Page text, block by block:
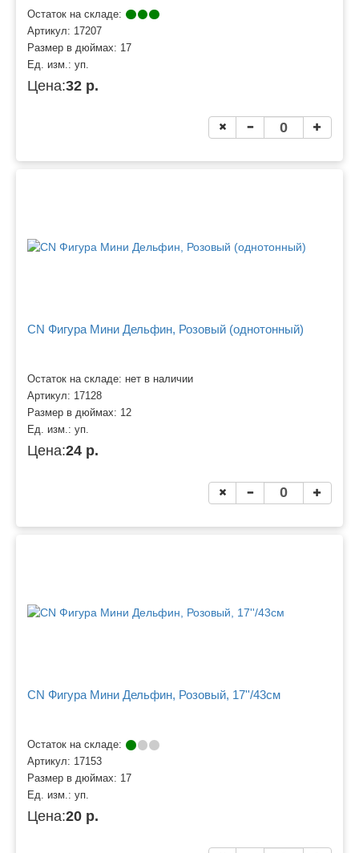
Остаток на складе:
Артикул: 17207
Размер в дюймах: 17
Ед. изм.: уп.
Цена:32 р.
CN Фигура Мини Дельфин, Розовый (однотонный)
Остаток на складе: нет в наличии
Артикул: 17128
Размер в дюймах: 12
Ед. изм.: уп.
Цена:24 р.
CN Фигура Мини Дельфин, Розовый, 17''/43см
Остаток на складе:
Артикул: 17153
Размер в дюймах: 17
Ед. изм.: уп.
Цена:20 р.